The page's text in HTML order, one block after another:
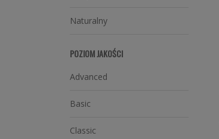
Naturalny
POZIOM JAKOŚCI
Advanced
Basic
Classic